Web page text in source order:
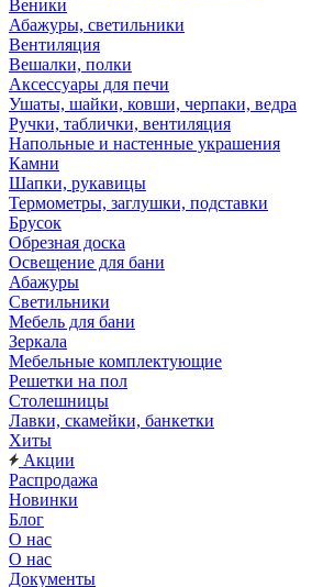
Веники
Абажуры, светильники
Вентиляция
Вешалки, полки
Аксессуары для печи
Ушаты, шайки, ковши, черпаки, ведра
Ручки, таблички, вентиляция
Напольные и настенные украшения
Камни
Шапки, рукавицы
Термометры, заглушки, подставки
Брусок
Обрезная доска
Освещение для бани
Абажуры
Светильники
Мебель для бани
Зеркала
Мебельные комплектующие
Решетки на пол
Столешницы
Лавки, скамейки, банкетки
Хиты
Акции
Распродажа
Новинки
Блог
О нас
О нас
Документы